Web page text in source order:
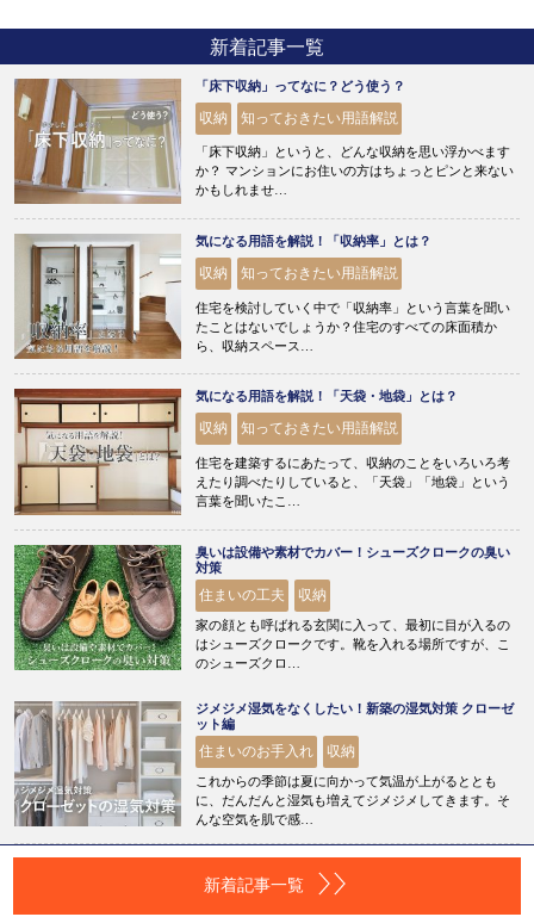
新着記事一覧
「床下収納」ってなに？どう使う？
収納 知っておきたい用語解説
「床下収納」というと、どんな収納を思い浮かべます
か？ マンションにお住いの方はちょっとピンと来ない
かもしれませ…
気になる用語を解説！「収納率」とは？
収納 知っておきたい用語解説
住宅を検討していく中で「収納率」という言葉を聞い
たことはないでしょうか？住宅のすべての床面積か
ら、収納スペース…
気になる用語を解説！「天袋・地袋」とは？
収納 知っておきたい用語解説
住宅を建築するにあたって、収納のことをいろいろ考
えたり調べたりしていると、「天袋」「地袋」という
言葉を聞いたこ…
臭いは設備や素材でカバー！シューズクロークの臭い
対策
住まいの工夫 収納
家の顔とも呼ばれる玄関に入って、最初に目が入るの
はシューズクロークです。靴を入れる場所ですが、こ
のシューズクロ…
ジメジメ湿気をなくしたい！新築の湿気対策 クローゼ
ット編
住まいのお手入れ 収納
これからの季節は夏に向かって気温が上がるととも
に、だんだんと湿気も増えてジメジメしてきます。そ
んな空気を肌で感…
新着記事一覧